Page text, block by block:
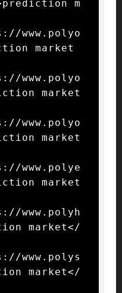
m
www.polyo
market
www.polyo
market
www.polyo
market
www.polye
market
www.polyh
market</
www.polys
market</